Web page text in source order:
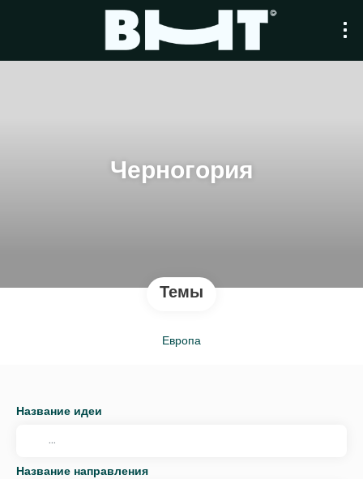
Черногория
Темы
Европа
Название идеи
Название направления